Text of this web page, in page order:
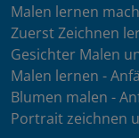
Malen lernen
Zuerst Zeichnen
Gesichter Malen
Malen lernen -
Blumen malen -
Portrait zeichnen